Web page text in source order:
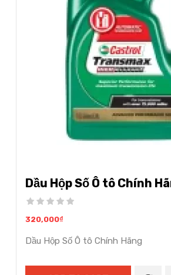
Dầu Hộp Số Ô tô Chính
320,000₫
Dầu Hộp Số Ô tô Chính Hãng